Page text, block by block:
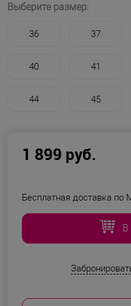
Выберите размер:
36 37
40 41
44 45
1 899 руб.
Бесплатная доставка по
В